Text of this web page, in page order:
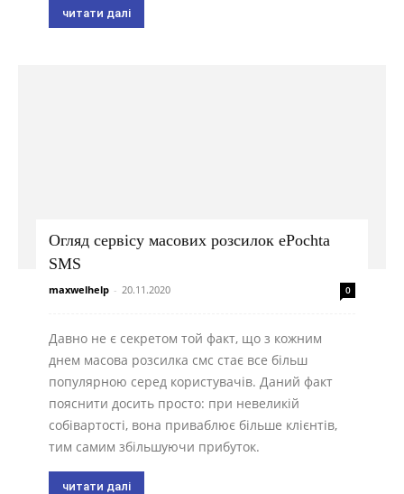
читати далі
Огляд сервісу масових розсилок ePochta
SMS
maxwelhelp - 20.11.2020 0
Давно не є секретом той факт, що з кожним
днем масова розсилка смс стає все більш
популярною серед користувачів. Даний факт
пояснити досить просто: при невеликій
собівартості, вона приваблює більше клієнтів,
тим самим збільшуючи прибуток.
читати далі